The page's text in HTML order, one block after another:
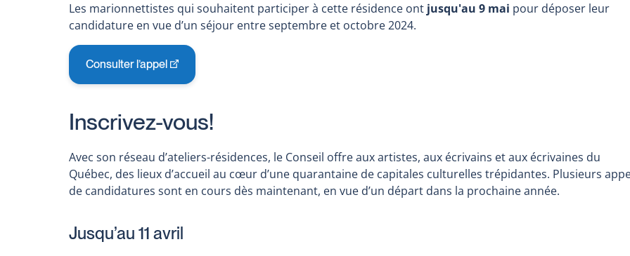
s'ouvrira
dans
une
nouvelle
fenêtre
Les marionnettistes qui souhaitent participer à cette résidence ont jusqu'au 9 mai pour déposer leur
candidature en vue d’un séjour entre septembre et octobre 2024.
Consulter l’appel
Ce
lien
dans
nouvelle
fenêtre
Inscrivez-vous!
Avec son réseau d’ateliers-résidences, le Conseil offre aux artistes, aux écrivains et aux écrivaines du
Québec, des lieux d’accueil au cœur d’une quarantaine de capitales culturelles trépidantes. Plusieurs
de candidatures sont en cours dès maintenant, en vue d’un départ dans la prochaine année.
Jusqu’au 11 avril